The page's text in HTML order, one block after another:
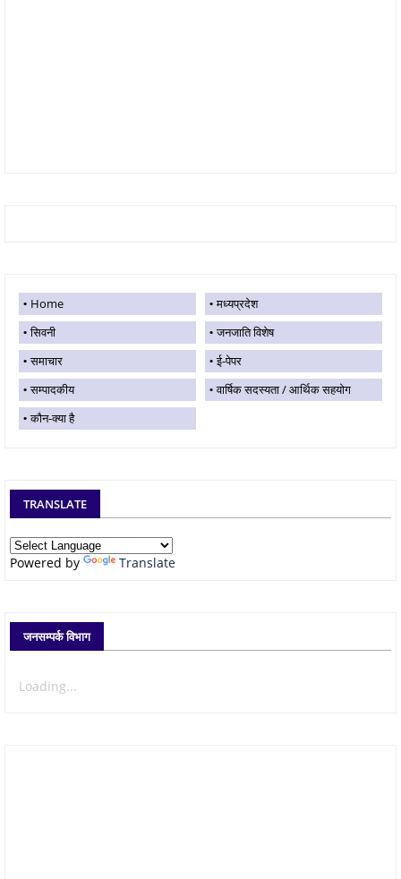
Home
मध्यप्रदेश
सिवनी
जनजाति विशेष
समाचार
ई-पेपर
सम्पादकीय
वार्षिक सदस्यता / आर्थिक सहयोग
कौन-क्या है
TRANSLATE
Powered by Translate
जनसम्पर्क विभाग
Loading...